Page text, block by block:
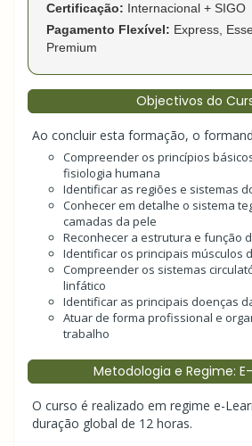
Certificação: Internacional + SIGO
Pagamento Flexível: Express,
Premium
Objectivos do
Ao concluir esta formação, o
Compreender os princípios
fisiologia humana
Identificar as regiões e sistemas
Conhecer em detalhe o sistema
camadas da pele
Reconhecer a estrutura e função
Identificar os principais músculos
Compreender os sistemas
linfático
Identificar as principais doenças
Atuar de forma profissional e
trabalho
Metodologia e Regime:
O curso é realizado em regime e-
duração global de 12 horas.